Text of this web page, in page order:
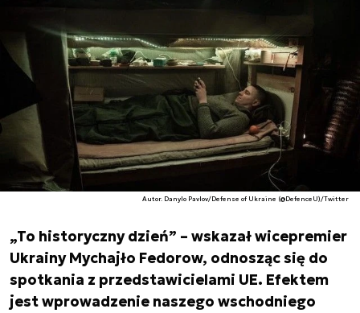
Autor. Danylo Pavlov/Defense of Ukraine (@DefenceU)/Twitter
„To historyczny dzień” – wskazał wicepremier
Ukrainy Mychajło Fedorow, odnosząc się do
spotkania z przedstawicielami UE. Efektem
jest wprowadzenie naszego wschodniego